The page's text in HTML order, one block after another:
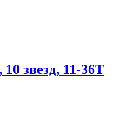
звезд, 11-36Т